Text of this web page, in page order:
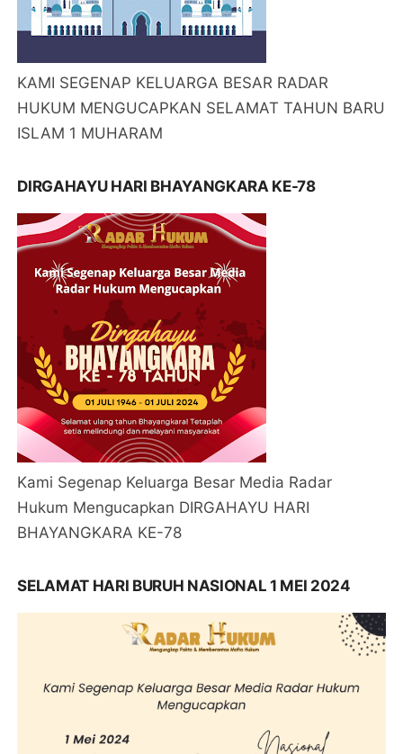
KAMI SEGENAP KELUARGA BESAR RADAR
HUKUM MENGUCAPKAN SELAMAT TAHUN BARU
ISLAM 1 MUHARAM
DIRGAHAYU HARI BHAYANGKARA KE-78
Kami Segenap Keluarga Besar Media Radar
Hukum Mengucapkan DIRGAHAYU HARI
BHAYANGKARA KE-78
SELAMAT HARI BURUH NASIONAL 1 MEI 2024